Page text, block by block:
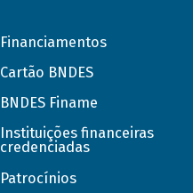
Financiamentos
Cartão BNDES
BNDES Finame
Instituições financeiras
credenciadas
Patrocínios